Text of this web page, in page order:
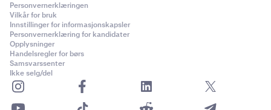
2 Rull ned og velg
avhengig av enhetens versjon.
3 Finn og trykk på navnet på Kraken Wallet-appen din.
4 Trykk på
5
Slå av bryteren for å deaktivere varsler for
lommebokappen.
Personvernerklæringen
Vilkår for bruk
Innstillinger for informasjonskapsler
Personvernerklæring for kandidater
Opplysninger
Handelsregler for børs
Samsvarssenter
Ikke selg/del